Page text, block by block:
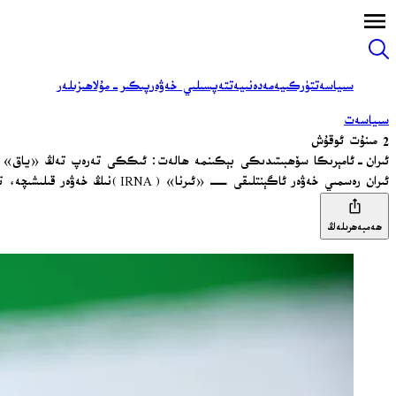
سىياسەتتۈركىيەمەدەنىيەتتەپسىلىي خەۋەرپىكىر-مۇلاھىزىلەر
سىياسەت
2 مىنۇت ئوقۇش
ئىران-ئامېرىكا سۆھبىتىدىكى بېكىنمە ھالەت: ئىككى تەرەپ تەڭ
ئىران رەسمىي خەۋەر ئاگېنتلىقى — «ئىرنا» (IRNA)نىڭ خەۋەر قىلىشىچە، تېھران ئامېرىكانىڭ ھۇجۇملارنى توختىتىش ھەققىدىكى تەكلىپ لايىھەسىگە بەرگەن جاۋابىنى پاكىستانلىق ۋاسىتىچىلەر ئارقىلىق يەتكۈزگەن.
ھەمبەھرىلەڭ